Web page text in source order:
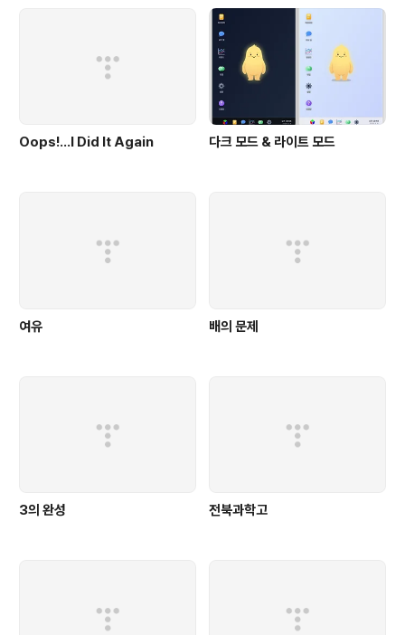
Oops!…I Did It Again 다크 모드 & 라이트 모드
여유 배의 문제
3의 완성 전북과학고